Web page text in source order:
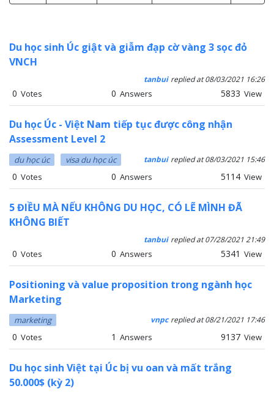
0 Votes 0 Answers 5833 View
Du học sinh Úc giật và giẫm đạp cờ vàng 3 sọc đỏ
VNCH
tanbui replied at 08/03/2021 16:26
0 Votes 0 Answers 5114 View
Du học Úc - Việt Nam tiếp tục được công nhận
Assessment Level 2
du học úc visa du học úc tanbui replied at 08/03/2021 15:46
0 Votes 0 Answers 5341 View
5 ĐIỀU MÀ NẾU KHÔNG DU HỌC, CÓ LẼ MÌNH ĐÃ
KHÔNG BIẾT
tanbui replied at 07/28/2021 21:49
0 Votes 1 Answers 9137 View
Positioning và value proposition trong ngành học
Marketing
marketing vnpc replied at 08/21/2021 17:46
Du học sinh Việt tại Úc bị vu oan và mất trắng
50.000$ (kỳ 2)